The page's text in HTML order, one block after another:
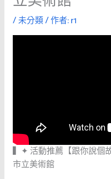
/未分類/ 作者:r1
▍✦ 活動推薦【跟你說個
市立美術館